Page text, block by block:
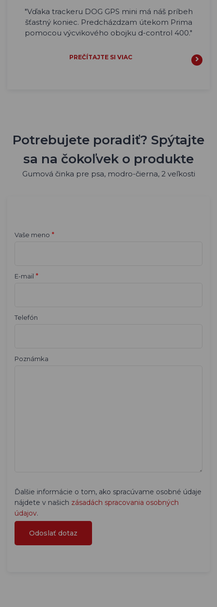
"Vďaka trackeru DOG GPS mini má náš príbeh
šťastný koniec. Predcházdzam útekom Prima
pomocou výcvikového obojku d-control 400."
PREČÍTAJTE SI VIAC
Potrebujete poradiť? Spýtajte
sa na čokoľvek o produkte
Gumová činka pre psa, modro-čierna, 2 veľkosti
Vaše meno *
E-mail *
Telefón
Poznámka
Ďalšie informácie o tom, ako spracúvame osobné údaje
nájdete v našich zásadách spracovania osobných
údajov.